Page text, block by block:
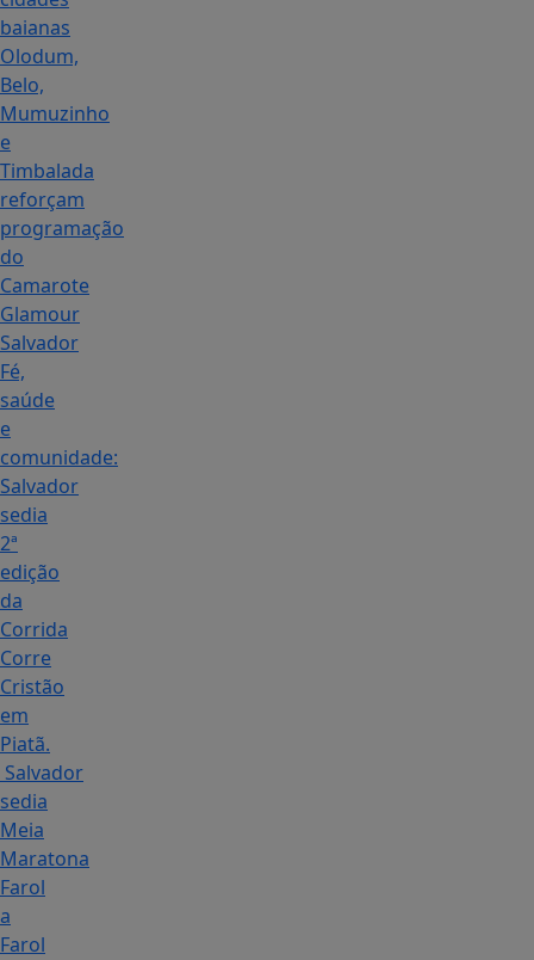
baianas
Olodum,
Belo,
Mumuzinho
e
Timbalada
reforçam
programação
do
Camarote
Glamour
Salvador
Fé,
saúde
e
comunidade:
Salvador
sedia
2ª
edição
da
Corrida
Corre
Cristão
em
Piatã.
Salvador
sedia
Meia
Maratona
Farol
a
Farol